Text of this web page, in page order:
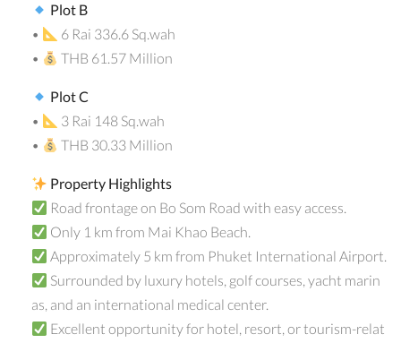
Plot B
•
6 Rai 336.6 Sq.wah
•
THB 61.57 Million
Plot C
•
3 Rai 148 Sq.wah
•
THB 30.33 Million
Property Highlights
Road frontage on Bo Som Road with easy access.
Only 1 km from Mai Khao Beach.
Approximately 5 km from Phuket International Airport.
Surrounded by luxury hotels, golf courses, yacht marin
as, and an international medical center.
Excellent opportunity for hotel, resort, or tourism-relat